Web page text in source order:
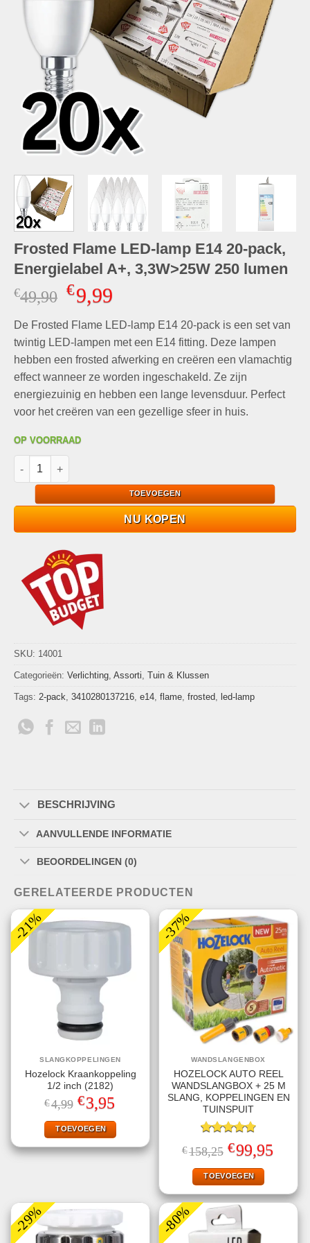
Frosted Flame LED-lamp E14 20-pack,
Energielabel A+, 3,3W>25W 250 lumen
€49,90 Oorspronkelijke
prijs
was:
€49,90.
€9,99Huidige
is:
€9,99.
De Frosted Flame LED-lamp E14 20-pack is een set van
twintig LED-lampen met een E14 fitting. Deze lampen
hebben een frosted afwerking en creëren een vlamachtig
effect wanneer ze worden ingeschakeld. Ze zijn
energiezuinig en hebben een lange levensduur. Perfect
voor het creëren van een gezellige sfeer in huis.
OP VOORRAAD
Frosted Flame LED-lamp E14 20-pack, Energielabel A+,
TOEVOEGEN
NU KOPEN
SKU: 14001
Categorieën: Verlichting Assorti Tuin & Klussen
Tags: 2-pack 3410280137216 e14 flame frosted led-lamp
BESCHRIJVING
AANVULLENDE INFORMATIE
BEOORDELINGEN (0)
GERELATEERDE PRODUCTEN
-21%
SLANGKOPPELINGEN
Hozelock Kraankoppeling
1/2 inch (2182)
€4,99 Oorspronkelijke
prijs
was:
€4,99.
€3,95
is:
€3,95.
TOEVOEGEN
-37%
WANDSLANGENBOX
HOZELOCK AUTO REEL
WANDSLANGBOX + 25 M
SLANG, KOPPELINGEN EN
TUINSPUIT
Gewaardeerd
4.80uit 5
€158,25 Oorspronkelijke
prijs
was:
€158,25.
€99,95
TOEVOEGEN
-29% -80%